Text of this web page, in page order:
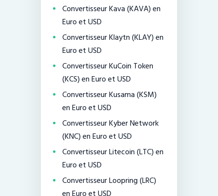
Convertisseur Kava (KAVA) en
Euro et USD
Convertisseur Klaytn (KLAY) en
Euro et USD
Convertisseur KuCoin Token
(KCS) en Euro et USD
Convertisseur Kusama (KSM)
en Euro et USD
Convertisseur Kyber Network
(KNC) en Euro et USD
Convertisseur Litecoin (LTC) en
Euro et USD
Convertisseur Loopring (LRC)
en Euro et USD